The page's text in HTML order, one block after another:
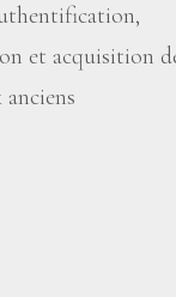
et acquisition